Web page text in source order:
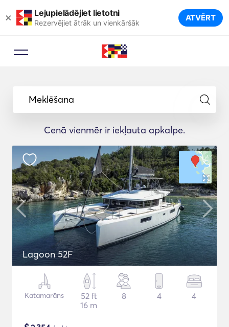
× Lejupielādējiet lietotni
Rezervējiet ātrāk un vienkāršāk ATVĒRT
Meklēšana
Cenā vienmēr ir iekļauta apkalpe.
Lagoon 52F
Katamarāns
52 ft
16 m
8 4 4